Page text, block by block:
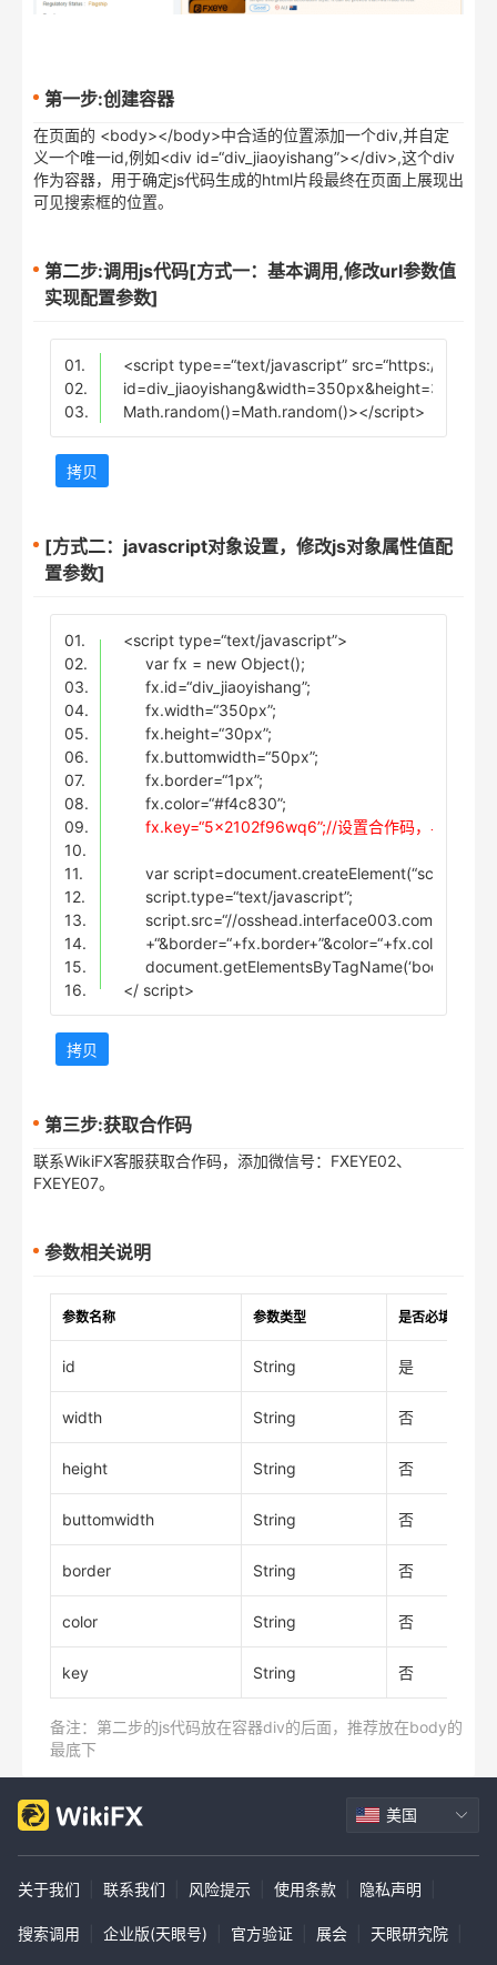
第一步:创建容器
在页面的 <body></body>中合适的位置添加一个div,并自定
义一个唯一id,例如<div id=“div_jiaoyishang”></div>,这个div
作为容器，用于确定js代码生成的html片段最终在页面上展现出
可见搜索框的位置。
第二步:调用js代码[方式一：基本调用,修改url参数值
实现配置参数]
01.
02.
03.
<script type==“text/javascript” src=“https://
Math.random()=Math.random()></script>
拷贝
[方式二：javascript对象设置，修改js对象属性值配
置参数]
01.
02.
03.
04.
05.
06.
07.
08.
09.
10.
11.
12.
13.
14.
15.
16.
<script type=“text/javascript”>
var fx = new Object();
fx.id=“div_jiaoyishang”;
fx.width=“350px”;
fx.height=“30px”;
fx.buttomwidth=“50px”;
fx.border=“1px”;
fx.color=“#f4c830”;
fx.key=“5x2102f96wq6”;//设置合作码，与客服联
var script=document.createElement(“script”);
script.type=“text/javascript”;
script.src=“//osshead.interface003.com/
</ script>
拷贝
第三步:获取合作码
联系WikiFX客服获取合作码，添加微信号：FXEYE02、
FXEYE07。
参数相关说明
参数名称 参数类型 是否必填
id String 是
width String 否
height String 否
buttomwidth String 否
border String 否
color String 否
key String 否
备注：第二步的js代码放在容器div的后面，推荐放在body的
最底下
美国
关于我们 联系我们 风险提示 使用条款 隐私声明
搜索调用 企业版(天眼号) 官方验证 展会 天眼研究院